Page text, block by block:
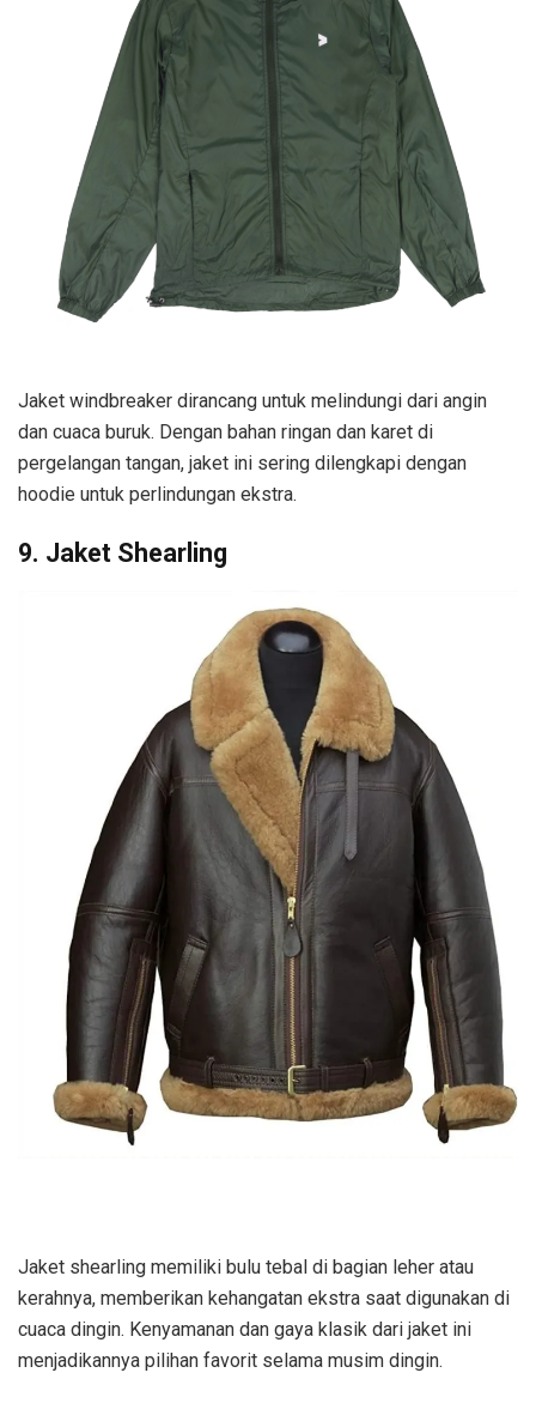
Jaket windbreaker dirancang untuk melindungi dari angin
dan cuaca buruk. Dengan bahan ringan dan karet di
pergelangan tangan, jaket ini sering dilengkapi dengan
hoodie untuk perlindungan ekstra.
9. Jaket Shearling
Jaket shearling memiliki bulu tebal di bagian leher atau
kerahnya, memberikan kehangatan ekstra saat digunakan di
cuaca dingin. Kenyamanan dan gaya klasik dari jaket ini
menjadikannya pilihan favorit selama musim dingin.